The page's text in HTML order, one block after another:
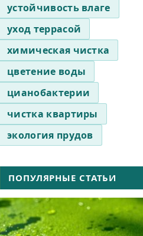
устойчивость влаге
уход террасой
химическая чистка
цветение воды
цианобактерии
чистка квартиры
экология прудов
ПОПУЛЯРНЫЕ СТАТЬИ